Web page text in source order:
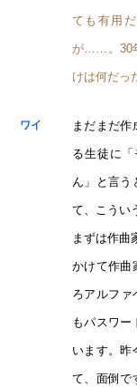
ても有用
が……。30
けは何だっ
ワイ まだまだ作
る生徒に
ん」と言う
て、こうい
まずは作曲
かけて作曲
ろアルファ
もパスワー
います。昨
て、面倒で